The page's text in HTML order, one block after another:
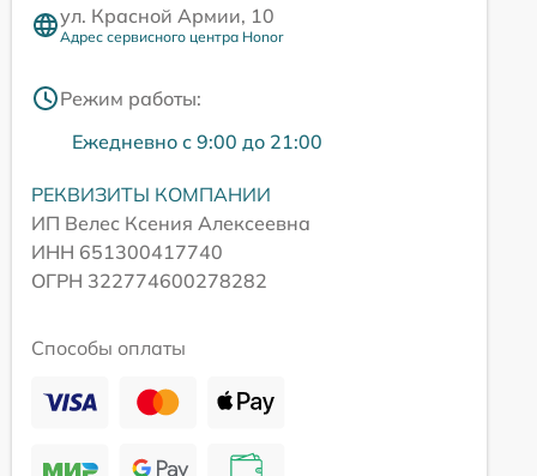
ул. Красной Армии, 10
Адрес сервисного центра Honor
Режим работы:
Ежедневно с 9:00 до 21:00
РЕКВИЗИТЫ КОМПАНИИ
ИП Велес Ксения Алексеевна
ИНН 651300417740
ОГРН 322774600278282
Способы оплаты